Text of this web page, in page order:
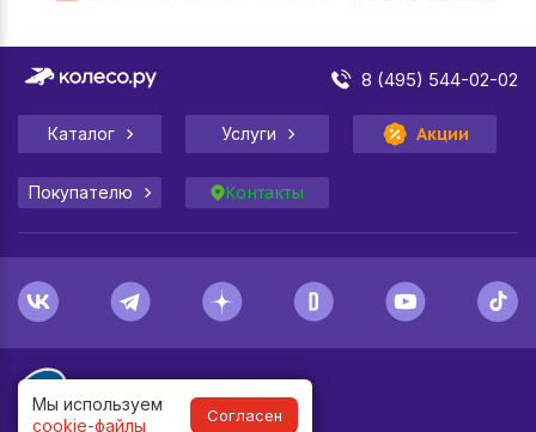
Мы используем
cookie-файлы
Согласен
8 (495) 544-02-02
Каталог Услуги Акции
Покупателю Контакты